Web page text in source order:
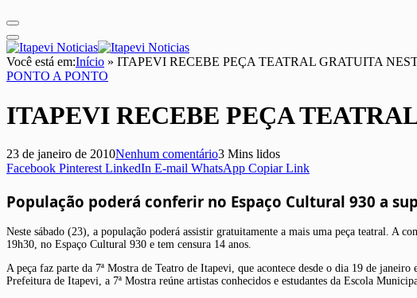
Você está em:Início » ITAPEVI RECEBE PEÇA TEATRAL GRATUITA
PONTO A PONTO
ITAPEVI RECEBE PEÇA
23 de janeiro de 2010Nenhum comentário3 Mins lidos
Facebook Pinterest LinkedIn E-mail WhatsApp Copiar Link
População poderá conferir no Espaço Cultural 930 a
Neste sábado (23), a população poderá assistir gratuitamente a mais uma peça teatral. A
19h30, no Espaço Cultural 930 e tem censura 14 anos.
A peça faz parte da 7ª Mostra de Teatro de Itapevi, que acontece desde o dia 19 de
Prefeitura de Itapevi, a 7ª Mostra reúne artistas conhecidos e estudantes da Escola